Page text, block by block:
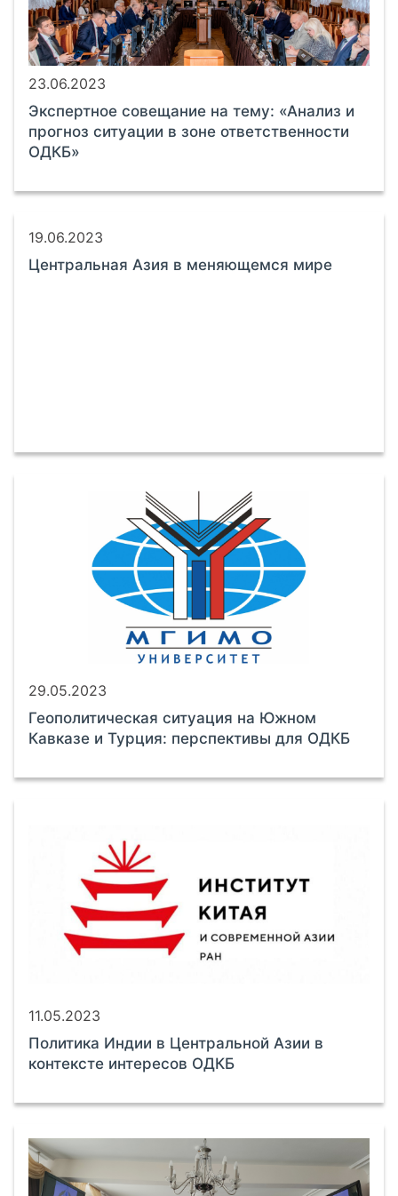
23.06.2023
Экспертное совещание на тему: «Анализ и
прогноз ситуации в зоне ответственности
ОДКБ»
19.06.2023
Центральная Азия в меняющемся мире
29.05.2023
Геополитическая ситуация на Южном
Кавказе и Турция: перспективы для ОДКБ
11.05.2023
Политика Индии в Центральной Азии в
контексте интересов ОДКБ